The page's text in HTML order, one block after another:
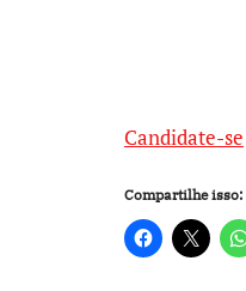
Candidate-se
Compartilhe isso: